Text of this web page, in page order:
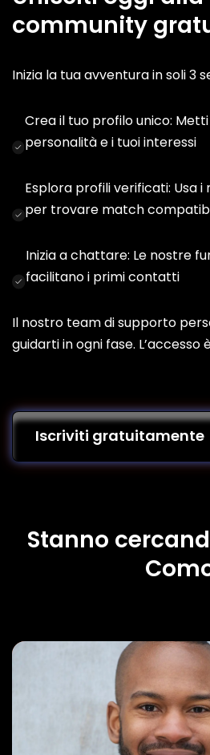
community
Inizia la tua avventura in soli 3
Crea il tuo profilo unico:
personalità e i tuoi interessi
Esplora profili verificati: Usa
per trovare match
Inizia a chattare: Le nostre
facilitano i primi contatti
Il nostro team di supporto
guidarti in ogni fase. L’accesso
Iscriviti gratuitamente
Stanno